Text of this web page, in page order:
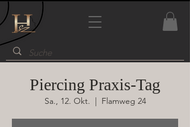
Piercing Praxis-Tag
Sa., 12. Okt.
  |
Flamweg 24